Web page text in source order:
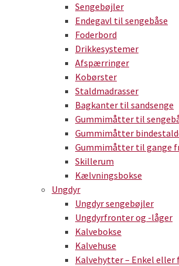
Sengebøjler
Endegavl til sengebåse
Foderbord
Drikkesystemer
Afspærringer
Kobørster
Staldmadrasser
Bagkanter til sandsenge
Gummimåtter til
Gummimåtter
Gummimåtter til gange
Skillerum
Kælvningsbokse
Ungdyr
Ungdyr sengebøjler
Ungdyrfronter og -låger
Kalvebokse
Kalvehuse
Kalvehytter – Enkel